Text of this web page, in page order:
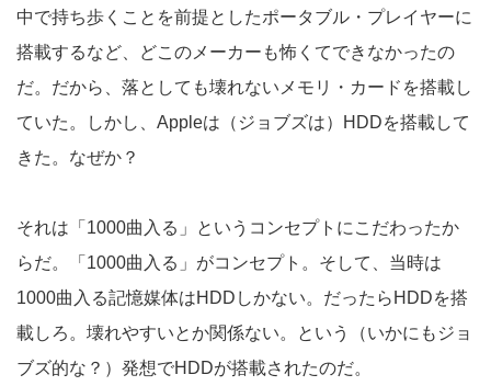
中で持ち歩くことを前提としたポータブル・プレイヤーに
搭載するなど、どこのメーカーも怖くてできなかったの
だ。だから、落としても壊れないメモリ・カードを搭載し
ていた。しかし、Appleは（ジョブズは）HDDを搭載して
きた。なぜか？
それは「1000曲入る」というコンセプトにこだわったか
らだ。「1000曲入る」がコンセプト。そして、当時は
1000曲入る記憶媒体はHDDしかない。だったらHDDを搭
載しろ。壊れやすいとか関係ない。という（いかにもジョ
ブズ的な？）発想でHDDが搭載されたのだ。